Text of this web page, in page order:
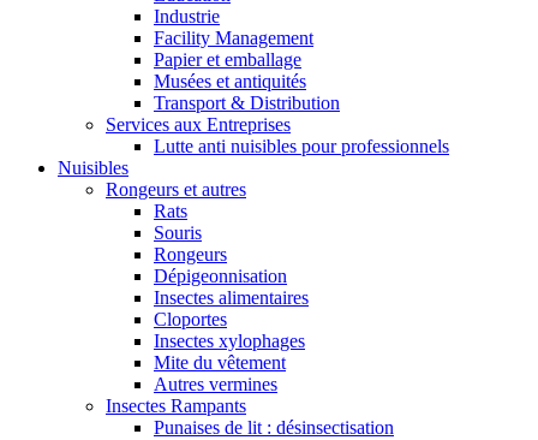
Industrie
Facility Management
Papier et emballage
Musées et antiquités
Transport & Distribution
Services aux Entreprises
Lutte anti nuisibles pour professionnels
Nuisibles
Rongeurs et autres
Rats
Souris
Rongeurs
Dépigeonnisation
Insectes alimentaires
Cloportes
Insectes xylophages
Mite du vêtement
Autres vermines
Insectes Rampants
Punaises de lit : désinsectisation